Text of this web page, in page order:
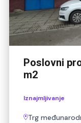
Poslovni
m2
Iznajmljivanje
Trg